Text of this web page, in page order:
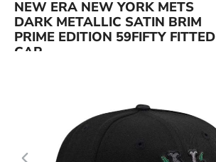
NEW ERA NEW YORK METS
DARK METALLIC SATIN BRIM
PRIME EDITION 59FIFTY FITTED
CAP
Bildergalerie überspringen